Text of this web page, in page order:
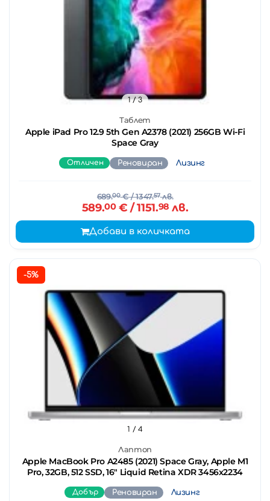
Таблет
Apple iPad Pro 12.9 5th Gen A2378 (2021) 256GB Wi-Fi
Space Gray
1/ 3
Отличен Реновиран Лизинг
689.00€/ 1347.57лв.
589.00€ / 1151.98 лв.
Добави в количката
-5%
Лаптоп
Apple MacBook Pro A2485 (2021) Space Gray, Apple M1
Pro, 32GB, 512 SSD, 16" Liquid Retina XDR 3456x2234
1 / 4
Добър Реновиран Лизинг